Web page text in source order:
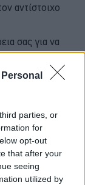
parties, or
for
opt-out
that after your
seeing
utilized by
αντίστοιχο
σας για να
λογαριασμού
πινακίδα
οι
πρόσωπα,
το